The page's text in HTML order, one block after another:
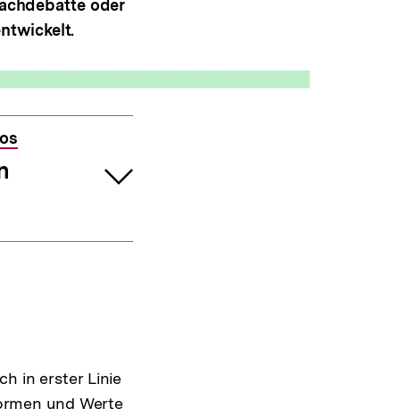
oder
in erster Linie
und Werte